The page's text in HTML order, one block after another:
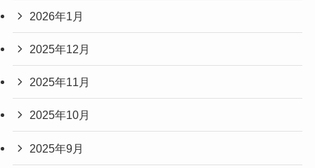
2026年1月
2025年12月
2025年11月
2025年10月
2025年9月